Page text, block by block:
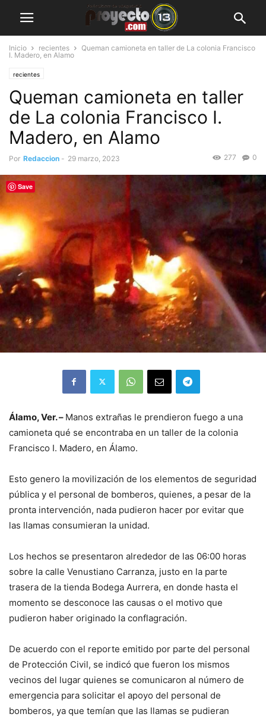
Inicio recientes
Queman camioneta en taller de La colonia Francisco
I. Madero, en Alamo
recientes
Queman camioneta en taller
de La colonia Francisco I.
Madero, en Alamo
Por Redaccion - 29 marzo, 2023 0
277
Álamo, Ver. – Manos extrañas le prendieron fuego a una
camioneta qué se encontraba en un taller de la colonia
Francisco I. Madero, en Álamo.
Esto genero la movilización de los elementos de seguridad
pública y el personal de bomberos, quienes, a pesar de la
pronta intervención, nada pudieron hacer por evitar que
las llamas consumieran la unidad.
Los hechos se presentaron alrededor de las 06:00 horas
sobre la calle Venustiano Carranza, justo en la parte
trasera de la tienda Bodega Aurrera, en donde hasta el
momento se desconoce las causas o el motivo que
pudieron haber originado la conflagración.
De acuerdo con el reporte emitido por parte del personal
de Protección Civil, se indicó que fueron los mismos
vecinos del lugar quienes se comunicaron al número de
emergencia para solicitar el apoyo del personal de
bomberos, ya que temían que las llamas se pudieran
Save